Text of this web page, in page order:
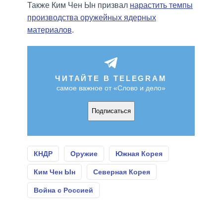
Также Ким Чен Ын призвал нарастить темпы
производства оружейных ядерных
материалов.
ЧИТАЙТЕ В TELEGRAM
самое важное от «Слово и дело»
Подписаться
КНДР Оружие Южная Корея
Ким Чен Ын Северная Корея
Война с Россией